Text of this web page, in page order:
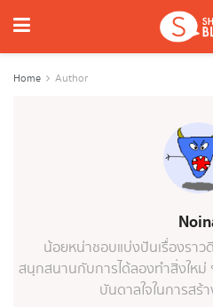
Home Author
น้อยหน่าชอบแบ่งปันเรื่องรา
สนุกสนานกับการได้ลองทำสิ่งใหม่
บันดาลใจในการสร้